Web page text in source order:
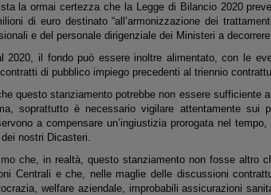
la ormai certezza che la Legge di Bilancio 2020
di euro destinato “all’armonizzazione dei
e del personale dirigenziale dei Ministeri a decorrere
2020, il fondo può essere inoltre alimentato, con le
di pubblico impiego precedenti al triennio
questo stanziamento potrebbe non essere sufficiente
soprattutto è necessario vigilare attentamente sui
a compensare un’ingiustizia prorogata nel
nostri Dicasteri.
che, in realtà, questo stanziamento non fosse altro
Centrali e che, nelle maglie delle discussioni
welfare aziendale, improbabili assicurazioni